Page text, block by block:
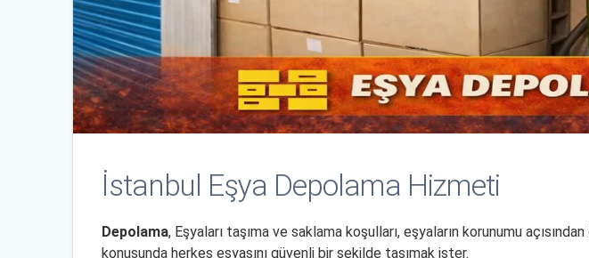
İstanbul Eşya Depolama Hizmeti
Depolama, Eşyaları taşıma ve saklama koşulları, eşyaların korunumu
konusunda herkes eşyasını güvenli bir şekilde taşımak ister.